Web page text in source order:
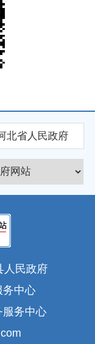
北省人民政府
人民政府
务中心
服务中心